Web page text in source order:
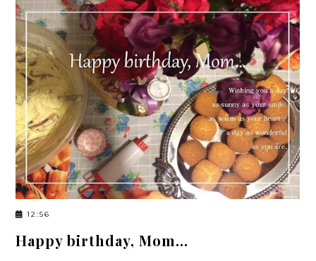
12:56
Happy birthday, Mom...